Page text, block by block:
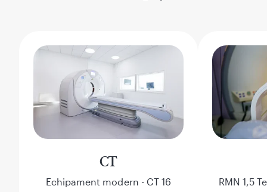
CT
Echipament modern - CT 16
RMN 1,5